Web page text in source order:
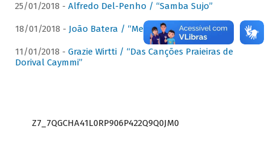
25/01/2018 - Alfredo Del-Penho / “Samba Sujo”
18/01/2018 - João Batera / “Meu Pandeiro”
11/01/2018 - Grazie Wirtti / “Das Canções Praieiras de
Dorival Caymmi”
Z7_7QGCHA41L0RP906P422Q9Q0JM0